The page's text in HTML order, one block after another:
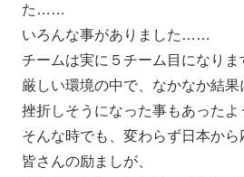
た……
いろんな事がありました……
チームは実に５チーム目になりま
厳しい環境の中で、なかなか結
挫折しそうになった事もあった
そんな時でも、変わらず日本か
皆さんの励ましが、